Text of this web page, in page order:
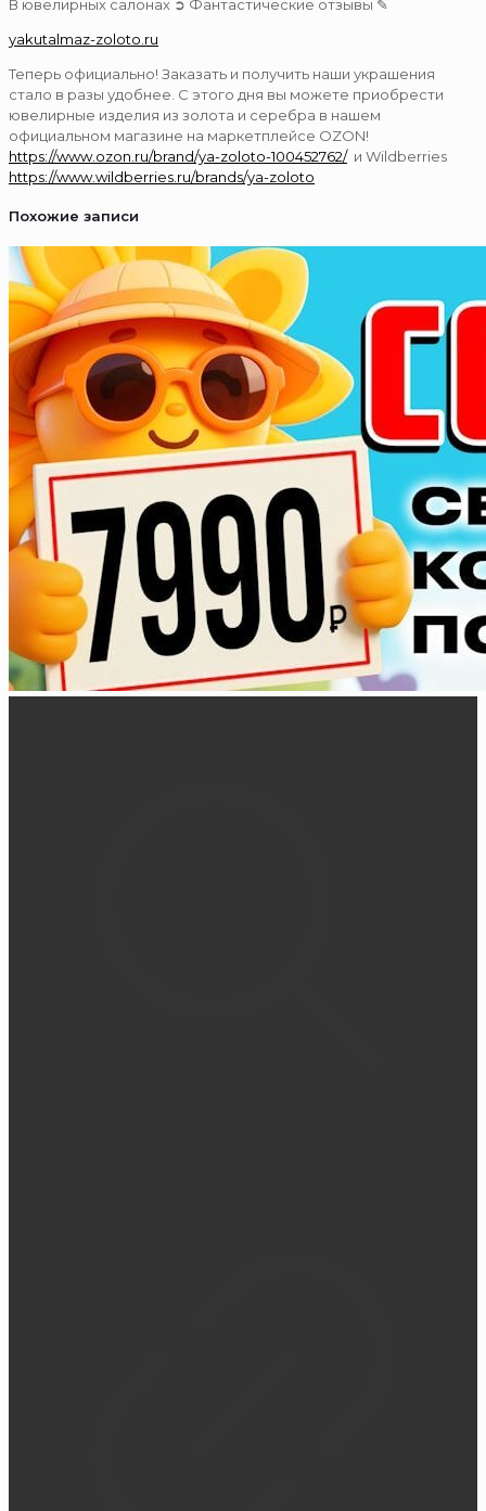
В ювелирных салонах ➲ Фантастические отзывы ✎
yakutalmaz-zoloto.ru
Теперь официально! Заказать и получить наши украшения
стало в разы удобнее. С этого дня вы можете приобрести
ювелирные изделия из золота и серебра в нашем
официальном магазине на маркетплейсе OZON!
https://www.ozon.ru/brand/ya-zoloto-100452762/и Wildberries
https://www.wildberries.ru/brands/ya-zoloto
Похожие записи